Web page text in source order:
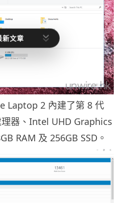
Laptop 2 內建了第 8 代
器、Intel UHD Graphics
RAM 及 256GB SSD。
新文章